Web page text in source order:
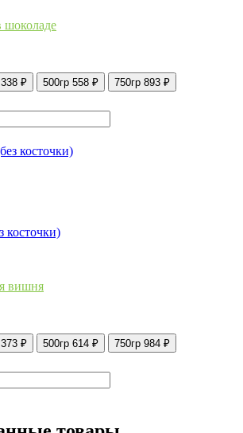
шоколаде
338 ₽ 500гр 558 ₽ 750гр 893 ₽
косточки)
вишня
373 ₽ 500гр 614 ₽ 750гр 984 ₽